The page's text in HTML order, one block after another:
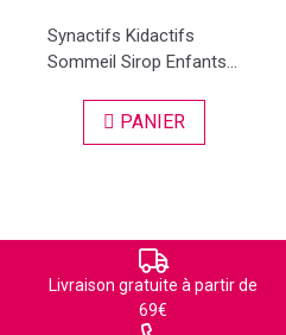
Synactifs Kidactifs
Sommeil Sirop Enfants...
PANIER
Livraison gratuite à partir de
69€